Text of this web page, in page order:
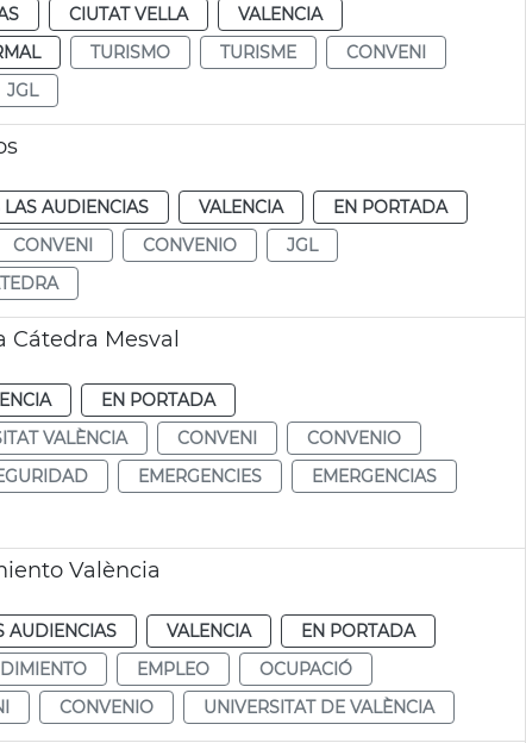
CIUTAT VELLA
VALENCIA
TURISMO TURISME
CONVENI
JGL
AUDIENCIAS VALENCIA
EN PORTADA
CONVENI CONVENIO
JGL
Mesval
EN PORTADA
VALÈNCIA CONVENI
CONVENIO
EMERGENCIES
EMERGENCIAS
València
AUDIENCIAS VALENCIA
EN PORTADA
EMPLEO
OCUPACIÓ
CONVENIO UNIVERSITAT DE VALÈNCIA